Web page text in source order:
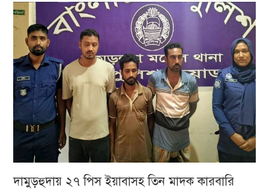
দামুড়হুদায় ২৭ পিস ইয়াবাসহ তিন মাদক কারবারি